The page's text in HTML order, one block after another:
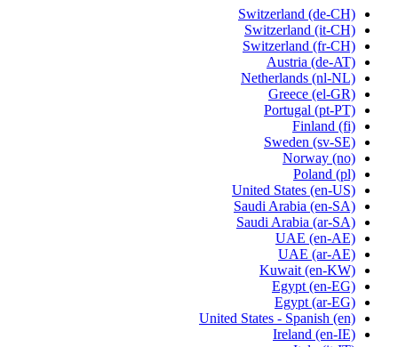
Switzerland (de-CH)
Switzerland (it-CH)
Switzerland (fr-CH)
Austria (de-AT)
Netherlands (nl-NL)
Greece (el-GR)
Portugal (pt-PT)
Finland (fi)
Sweden (sv-SE)
Norway (no)
Poland (pl)
United States (en-US)
Saudi Arabia (en-SA)
Saudi Arabia (ar-SA)
UAE (en-AE)
UAE (ar-AE)
Kuwait (en-KW)
Egypt (en-EG)
Egypt (ar-EG)
United States - Spanish (en)
Ireland (en-IE)